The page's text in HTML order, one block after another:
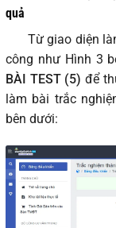
quả
Từ giao diện
công như Hình 3
BÀI TEST (5) để
làm bài trắc
bên dưới: